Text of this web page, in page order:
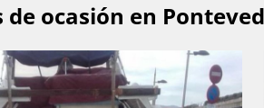
de ocasión en